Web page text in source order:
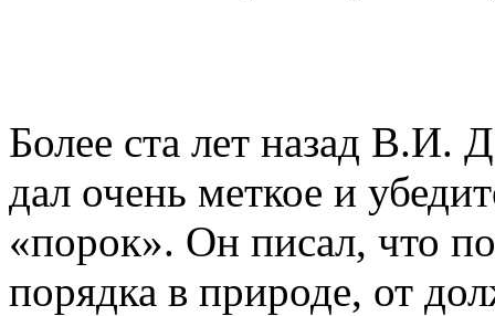
Более ста лет назад В.И.
дал очень меткое и
«порок». Он писал, что
порядка в природе, от